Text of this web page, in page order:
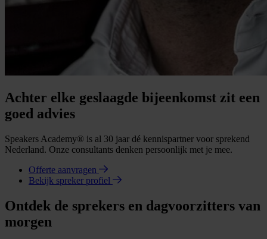
Achter elke geslaagde bijeenkomst zit een
goed advies
Speakers Academy® is al 30 jaar dé kennispartner voor sprekend
Nederland. Onze consultants denken persoonlijk met je mee.
Offerte aanvragen
Bekijk spreker profiel
Ontdek de sprekers en dagvoorzitters van
morgen